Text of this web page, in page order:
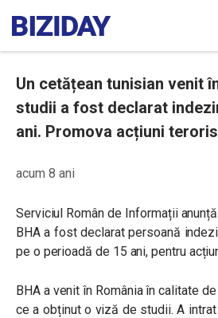
Un cetățean tunisian venit
studii a fost declarat
ani. Promova acțiuni
acum 8 ani
Serviciul Român de Informații
BHA a fost declarat persoană
pe o perioadă de 15 ani, pentru
BHA a venit în România în calitate
ce a obținut o viză de studii. A